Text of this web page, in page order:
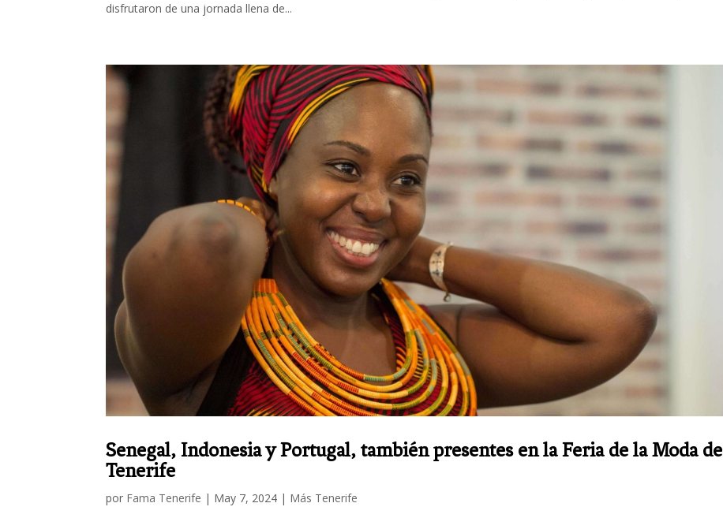
disfrutaron de una jornada llena de...
Senegal, Indonesia y Portugal, también presentes en la Feria de la Moda de
Tenerife
por Fama Tenerife | May 7, 2024 | Más Tenerife